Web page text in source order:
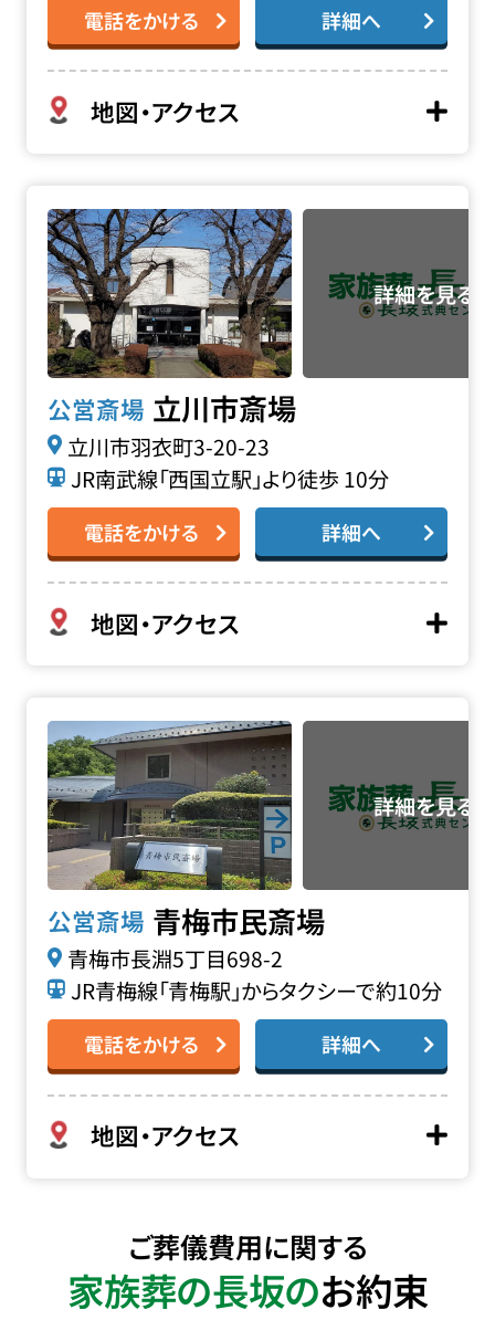
電話をかける 詳細へ
地図・アクセス
公営斎場 立川市斎場
立川市羽衣町3-20-23
JR南武線「西国立駅」より徒歩 10分
電話をかける 詳細へ
地図・アクセス
立川市斎場の詳細へ
公営斎場 青梅市民斎場
青梅市長淵5丁目698-2
JR青梅線「青梅駅」からタクシーで約10分
電話をかける 詳細へ
地図・アクセス
青梅市民斎場の詳細へ
ご葬儀費用に関する
家族葬の長坂のお約束